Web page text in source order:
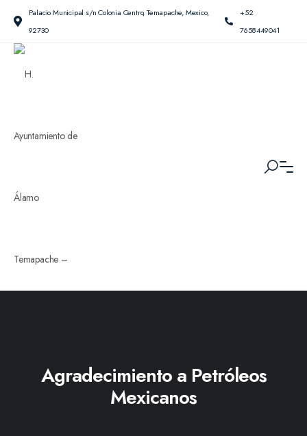
Palacio Municipal s/n Colonia Centro, Temapache, Mexico,
92730
+52
7658449041
Agradecimiento a Petróleos
Mexicanos